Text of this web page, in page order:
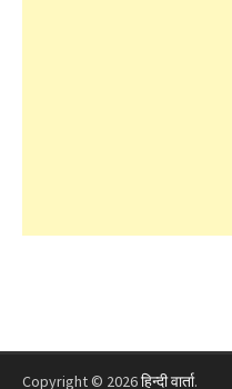
Copyright © 2026हिन्दी वार्ता.